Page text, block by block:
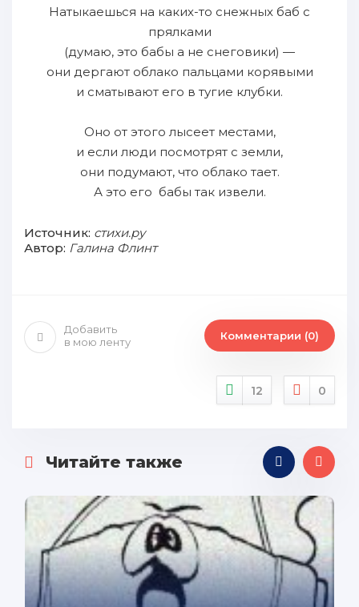
Натыкаешься на каких-то снежных баб с
прялками
(думаю, это бабы а не снеговики) —
они дергают облако пальцами корявыми
и сматывают его в тугие клубки.
Оно от этого лысеет местами,
и если люди посмотрят с земли,
они подумают, что облако тает.
А это его бабы так извели.
Источник: стихи.ру
Автор: Галина Флинт
Добавить
в мою ленту
Комментарии (0)
12 0
Читайте также